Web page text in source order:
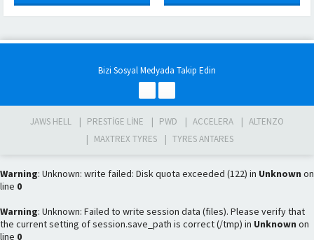
Bizi Sosyal Medyada Takip Edin
JAWS HELL PRESTIGE LINE PWD ACCELERA
ALTENZO
MAXTREX TYRES
TYRES ANTARES
Warning: Unknown: write failed: Disk quota exceeded (122) in Unknown on
line 0
Warning: Unknown: Failed to write session data (files). Please verify that
the current setting of session.save_path is correct (/tmp) in Unknown on
line 0